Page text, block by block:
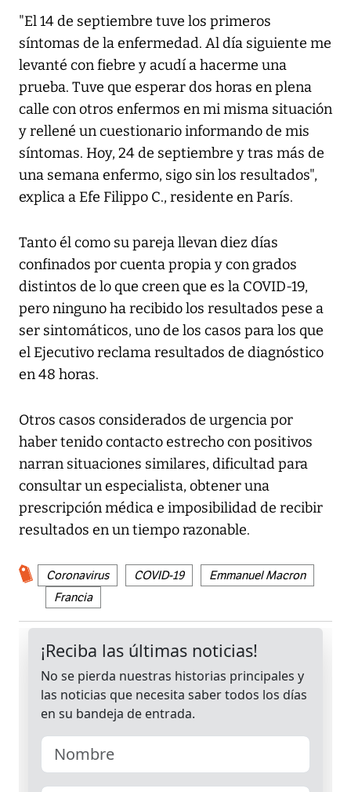
"El 14 de septiembre tuve los primeros
síntomas de la enfermedad. Al día siguiente me
levanté con fiebre y acudí a hacerme una
prueba. Tuve que esperar dos horas en plena
calle con otros enfermos en mi misma situación
y rellené un cuestionario informando de mis
síntomas. Hoy, 24 de septiembre y tras más de
una semana enfermo, sigo sin los resultados",
explica a Efe Filippo C., residente en París.
Tanto él como su pareja llevan diez días
confinados por cuenta propia y con grados
distintos de lo que creen que es la COVID-19,
pero ninguno ha recibido los resultados pese a
ser sintomáticos, uno de los casos para los que
el Ejecutivo reclama resultados de diagnóstico
en 48 horas.
Otros casos considerados de urgencia por
haber tenido contacto estrecho con positivos
narran situaciones similares, dificultad para
consultar un especialista, obtener una
prescripción médica e imposibilidad de recibir
resultados en un tiempo razonable.
Coronavirus COVID-19
Emmanuel Macron
Francia